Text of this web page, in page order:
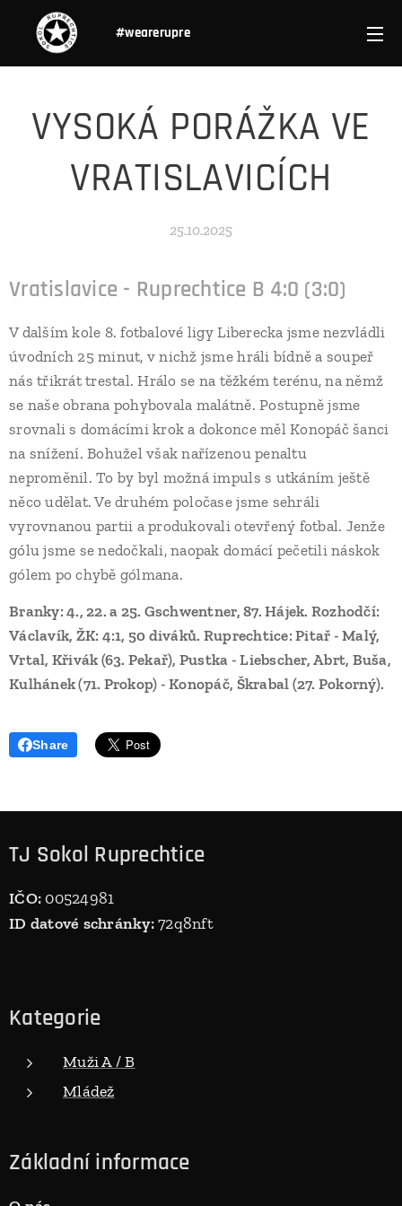
#wearerupre
VYSOKÁ PORÁŽKA VE
VRATISLAVICÍCH
25.10.2025
Vratislavice - Ruprechtice B 4:0 (3:0)
V dalším kole 8. fotbalové ligy Liberecka jsme nezvládli
úvodních 25 minut, v nichž jsme hráli bídně a soupeř
nás třikrát trestal. Hrálo se na těžkém terénu, na němž
se naše obrana pohybovala malátně. Postupně jsme
srovnali s domácími krok a dokonce měl Konopáč šanci
na snížení. Bohužel však nařízenou penaltu
neproměnil. To by byl možná impuls s utkáním ještě
něco udělat. Ve druhém poločase jsme sehráli
vyrovnanou partii a produkovali otevřený fotbal. Jenže
gólu jsme se nedočkali, naopak domácí pečetili náskok
gólem po chybě gólmana.
Branky: 4., 22. a 25. Gschwentner, 87. Hájek. Rozhodčí:
Václavík, ŽK: 4:1, 50 diváků. Ruprechtice: Pitař - Malý,
Vrtal, Křivák (63. Pekař), Pustka - Liebscher, Abrt, Buša,
Kulhánek (71. Prokop) - Konopáč, Škrabal (27. Pokorný).
Share
TJ Sokol Ruprechtice
IČO:00524981
ID datové schránky:72q8nft
Kategorie
Muži A / B
Mládež
Základní informace